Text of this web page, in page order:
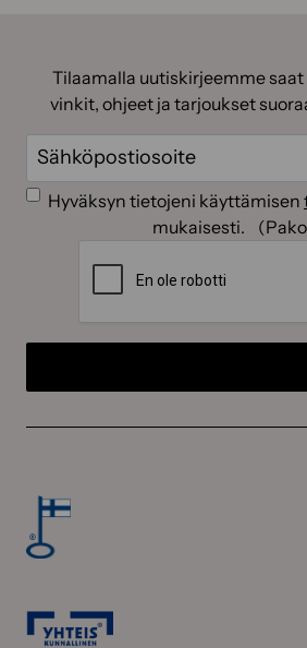
Tilaamalla uutiskirjeemme
vinkit, ohjeet ja tarjoukset
Sähköposti
(Pakollinen)
Suostumus (Pakollinen)
Hyväksyn tietojeni käyttämisen
mukaisesti.